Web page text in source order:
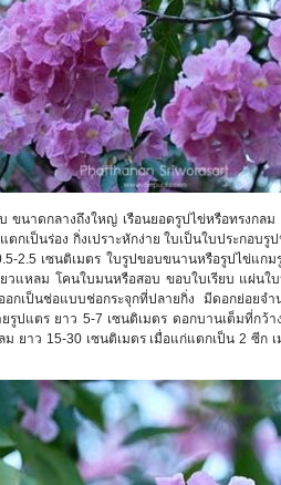
นาดกลางถึงใหญ่ เรือนยอดรูปไข่หรือทรงกลม
ตกเป็นร่อง กิ่งเปราะหักง่าย ใบเป็นใบประกอบ
2.5 เซนติเมตร ใบรูปขอบขนานหรือรูปไข่แกม
ยวแหลม โคนใบมนหรือสอบ ขอบใบเรียบ แผ่น
กเป็นช่อแบบช่อกระจุกที่ปลายกิ่ง มีดอกย่อยจ
ปแตร ยาว 5-7 เซนติเมตร ดอกบานเต็มที่กว้า
ม ยาว 15-30 เซนติเมตร เมื่อแก่แตกเป็น 2 ซี